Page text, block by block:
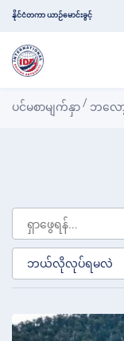
နိုင်ငံတကာ ယာဉ်မောင်းခွင့်
ပင်မစာမျက်နှာ / ဘလေ